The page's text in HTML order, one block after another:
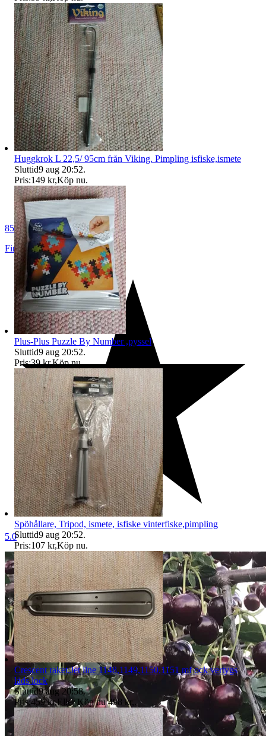
8532
Finspång,Sverige
5.0
Huggkrok L 22,5/ 95cm från Viking. Pimpling isfiske,ismete
Sluttid9 aug 20:52.
Pris:149 kr,Köp nu.
Plus-Plus Puzzle By Number ,pyssel
Sluttid9 aug 20:52.
Pris:39 kr,Köp nu.
Spöhållare, Tripod, ismete, isfiske vinterfiske,pimpling
Sluttid9 aug 20:52.
Pris:107 kr,Köp nu.
Crescent raket,Jet line 1148,1149,1150,1151 mf ock vertygs
låds lock
Sluttid9 aug 20:58.
Pris:459 kr,Eller Köp nu 498 kr,